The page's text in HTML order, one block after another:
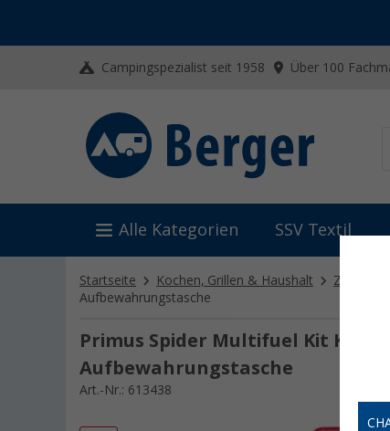
Campingspezialist seit 1958 Über 100
Alle Kategorien SSV Textil
Startseite Kochen, Grillen & Haushalt Zubehör
Aufbewahrungstasche
Primus Spider Multifuel Kit
Aufbewahrungstasche
Art.-Nr.: 613438